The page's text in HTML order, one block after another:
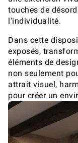
touches de
l'individualité.
Dans cette
exposés,
éléments de
non seulement
attrait visuel,
pour créer un